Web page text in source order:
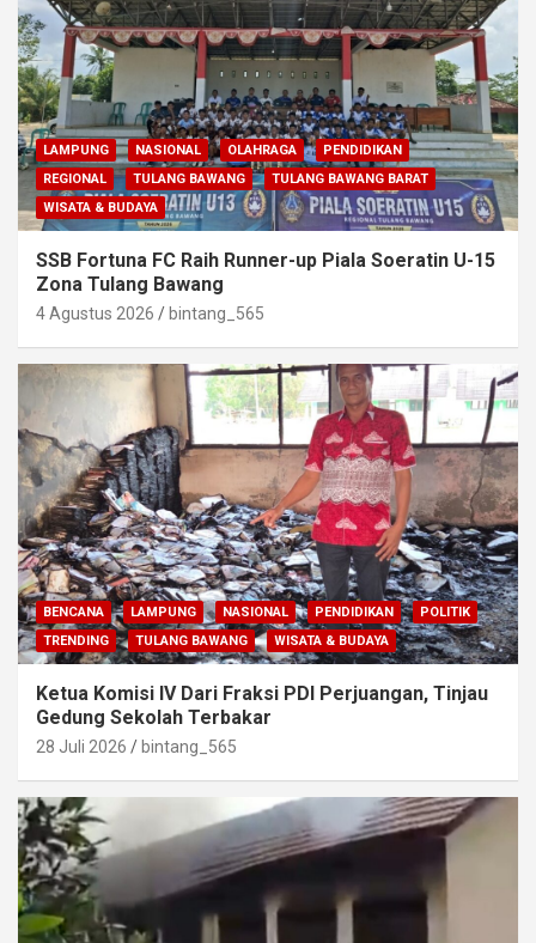
LAMPUNG NASIONAL OLAHRAGA
PENDIDIKAN
REGIONAL
TULANG BAWANG
TULANG BAWANG BARAT
WISATA & BUDAYA
SSB Fortuna FC Raih Runner-up Piala Soeratin U-15
Zona Tulang Bawang
4 Agustus 2026 bintang_565
BENCANA LAMPUNG NASIONAL PENDIDIKAN
POLITIK
TRENDING
TULANG BAWANG WISATA & BUDAYA
Ketua Komisi IV Dari Fraksi PDI Perjuangan, Tinjau
Gedung Sekolah Terbakar
28 Juli 2026 bintang_565